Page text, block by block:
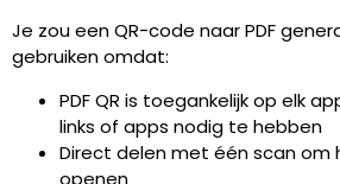
Je zou een QR-code naar PDF
gebruiken omdat:
PDF QR is toegankelijk op elk
links of apps nodig te hebben
Direct delen met één scan
openen